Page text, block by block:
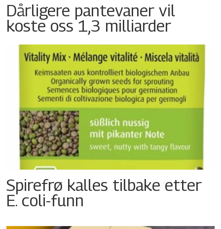
Dårligere pantevaner vil
koste oss 1,3 milliarder
Spirefrø kalles tilbake etter
E. coli-funn